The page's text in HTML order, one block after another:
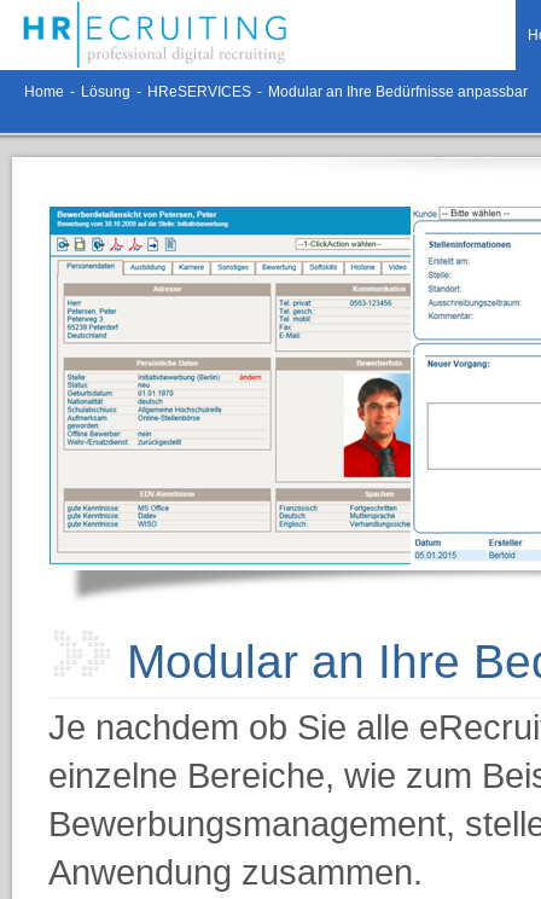
Home - Lösung - HReSERVICES - Modular an Ihre Bedürfnisse anpassbar
Modular an Ihre
Je nachdem ob Sie alle
einzelne Bereiche, wie zum
Bewerbungsmanagement,
Anwendung zusammen.